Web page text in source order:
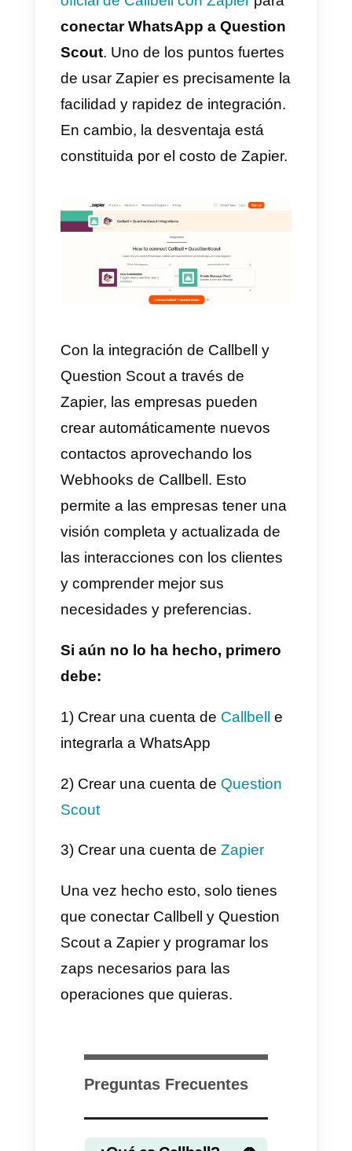
de WhatsApp.
Hola {{1}}, gracias por completar
este formulario: nuestro equipo
comunicará con usted lo antes
posible.
Gracias a las implementaciones
de la API, será posible elaborar
una regla que haga que la
variable plantilla de mensaje se
ingresada en la pregunta 1 y
luego se envíe el mensaje al
número de WhatsApp ingresado
en la pregunta número 2.
Cómo integrar WhatsApp
a Google Forms con
– Método alternativo
Zapier
es una plataforma de
automatización de tareas que
permite a los usuarios integrar y
automatizar flujos de trabajo
diferentes aplicaciones web. Los
especifican qué acciones deben